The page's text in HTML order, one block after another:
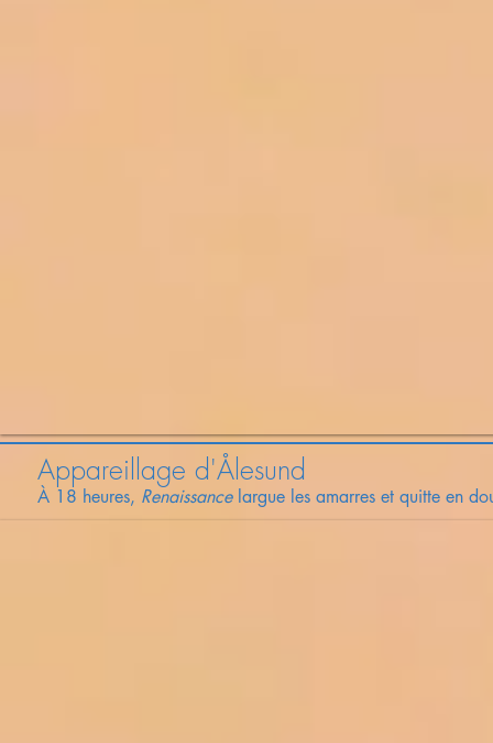
Appareillage d'Ålesund
À 18 heures, Renaissance largue les amarres et quitte en